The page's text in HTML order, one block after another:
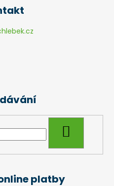
platby